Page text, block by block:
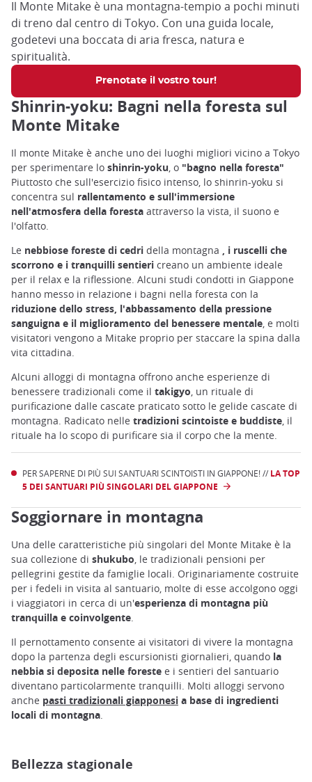
Il Monte Mitake è una montagna-tempio a pochi minuti
di treno dal centro di Tokyo. Con una guida locale,
godetevi una boccata di aria fresca, natura e
spiritualità.
Prenotate il vostro tour!
Shinrin-yoku: Bagni nella foresta sul
Monte Mitake
Il monte Mitake è anche uno dei luoghi migliori vicino a Tokyo
per sperimentare lo shinrin-yoku , o "bagno nella foresta"
Piuttosto che sull'esercizio fisico intenso, lo shinrin-yoku si
concentra sul rallentamento e sull'immersione
nell'atmosfera della foresta attraverso la vista, il suono e
l'olfatto.
Le nebbiose foreste di cedri della montagna , i ruscelli che
scorrono e i tranquilli sentieri creano un ambiente ideale
per il relax e la riflessione. Alcuni studi condotti in Giappone
hanno messo in relazione i bagni nella foresta con la
riduzione dello stress, l'abbassamento della pressione
sanguigna e il miglioramento del benessere mentale, e molti
visitatori vengono a Mitake proprio per staccare la spina dalla
vita cittadina.
Alcuni alloggi di montagna offrono anche esperienze di
benessere tradizionali come il takigyo, un rituale di
purificazione dalle cascate praticato sotto le gelide cascate di
montagna. Radicato nelle tradizioni scintoiste e buddiste, il
rituale ha lo scopo di purificare sia il corpo che la mente.
PER SAPERNE DI PIÙ SUI SANTUARI SCINTOISTI IN GIAPPONE! // LA TOP
5 DEI SANTUARI PIÙ SINGOLARI DEL GIAPPONE
Soggiornare in montagna
Una delle caratteristiche più singolari del Monte Mitake è la
sua collezione di shukubo, le tradizionali pensioni per
pellegrini gestite da famiglie locali. Originariamente costruite
per i fedeli in visita al santuario, molte di esse accolgono oggi
i viaggiatori in cerca di un'esperienza di montagna più
tranquilla e coinvolgente.
Il pernottamento consente ai visitatori di vivere la montagna
dopo la partenza degli escursionisti giornalieri, quando la
nebbia si deposita nelle foreste e i sentieri del santuario
diventano particolarmente tranquilli. Molti alloggi servono
anche pasti tradizionali giapponesi a base di ingredienti
locali di montagna.
Bellezza stagionale